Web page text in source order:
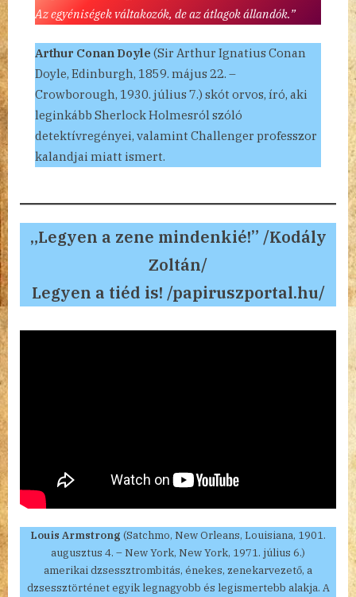
Az egyéniségek váltakozók, de az átlagok állandók.”
Arthur Conan Doyle (Sir Arthur Ignatius Conan
Doyle, Edinburgh, 1859. május 22. –
Crowborough, 1930. július 7.) skót orvos, író, aki
leginkább Sherlock Holmesról szóló
detektívregényei, valamint Challenger professzor
kalandjai miatt ismert.
„Legyen a zene mindenkié!” /Kodály
Zoltán/
Legyen a tiéd is! /papiruszportal.hu/
Louis Armstrong (Satchmo, New Orleans, Louisiana, 1901.
augusztus 4. – New York, New York, 1971. július 6.)
amerikai dzsessztrombitás, énekes, zenekarvezető, a
dzsessztörténet egyik legnagyobb és legismertebb alakja. A